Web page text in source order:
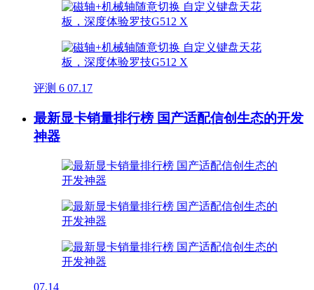
评测 6 07.17
最新显卡销量排行榜 国产适配信创生态的开发
神器
07.14